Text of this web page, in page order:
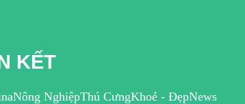
KẾT
Nông NghiệpThú CưngKhoẻ - ĐẹpNews